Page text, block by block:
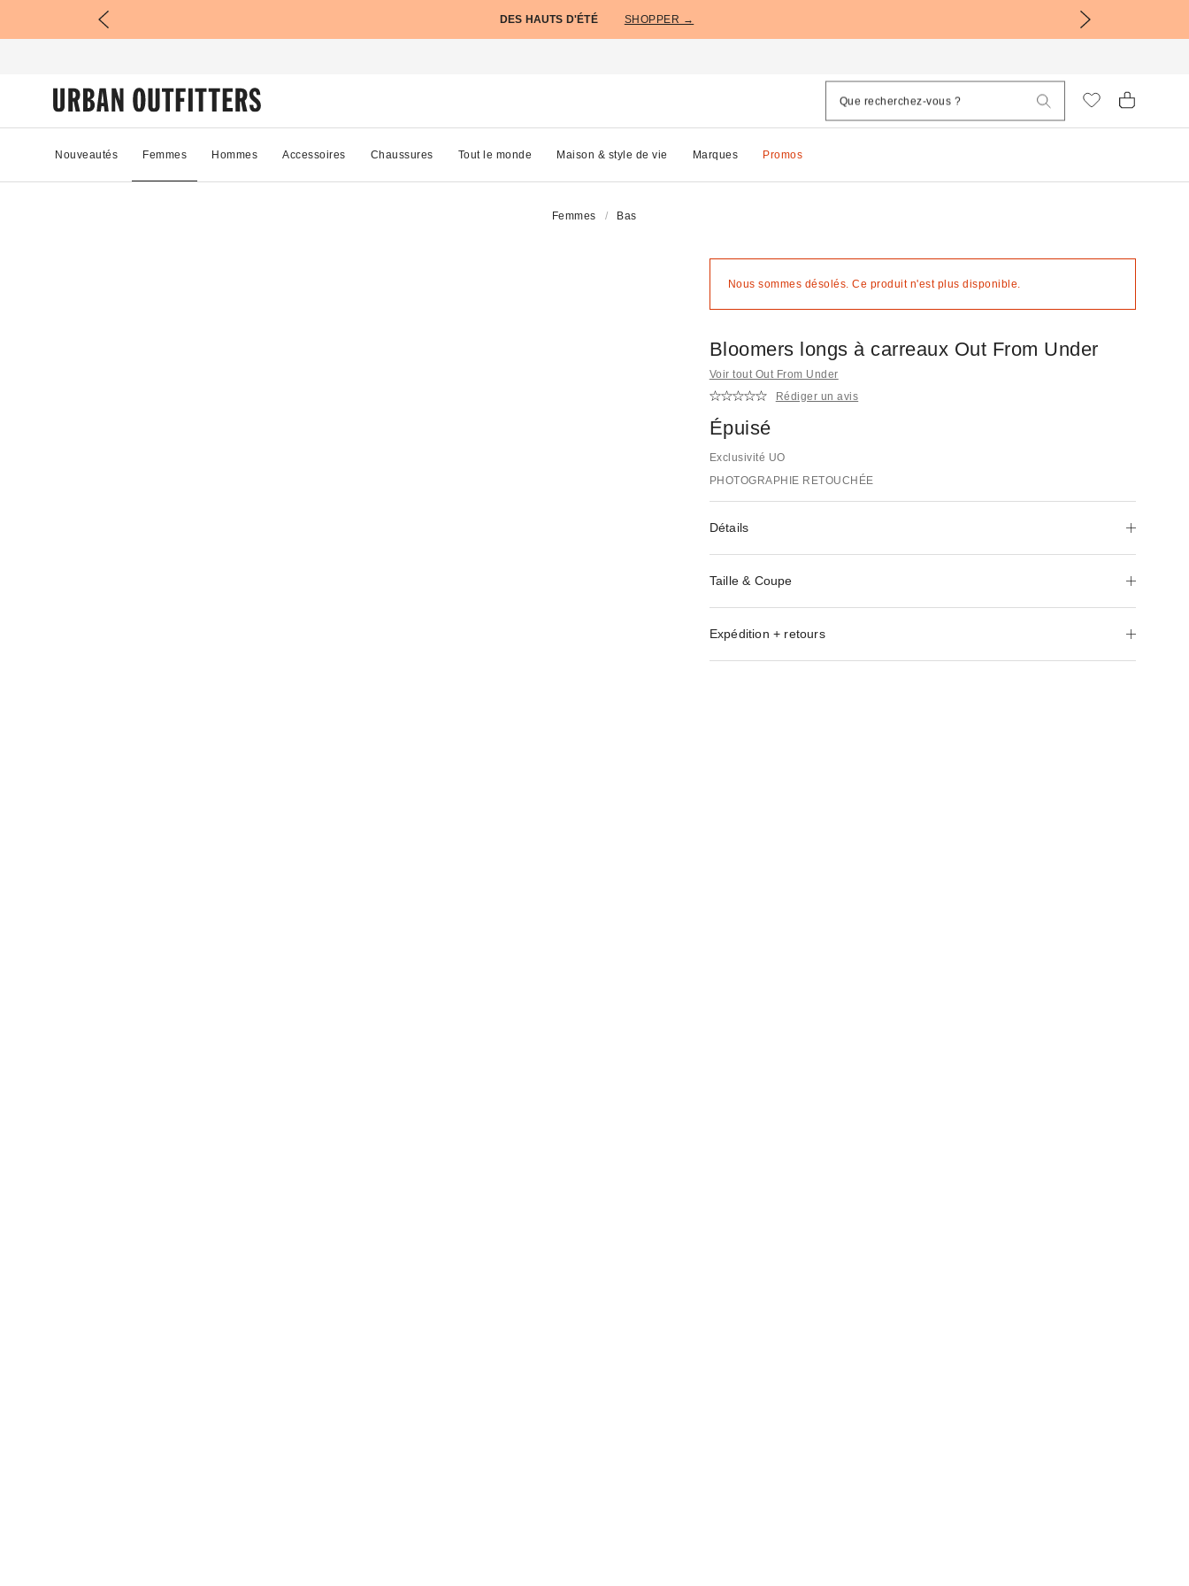
DES HAUTS D'ÉTÉ SHOPPER →
Nouveautés Femmes Hommes Accessoires Chaussures Tout le monde Maison & style de vie Marques Promos
Femmes Bas
Nous sommes désolés. Ce produit n'est plus disponible.
Bloomers longs à carreaux Out From Under
Voir tout Out From Under
Rédiger un avis
Épuisé
Exclusivité UO
PHOTOGRAPHIE RETOUCHÉE
Détails
Taille & Coupe
Expédition + retours